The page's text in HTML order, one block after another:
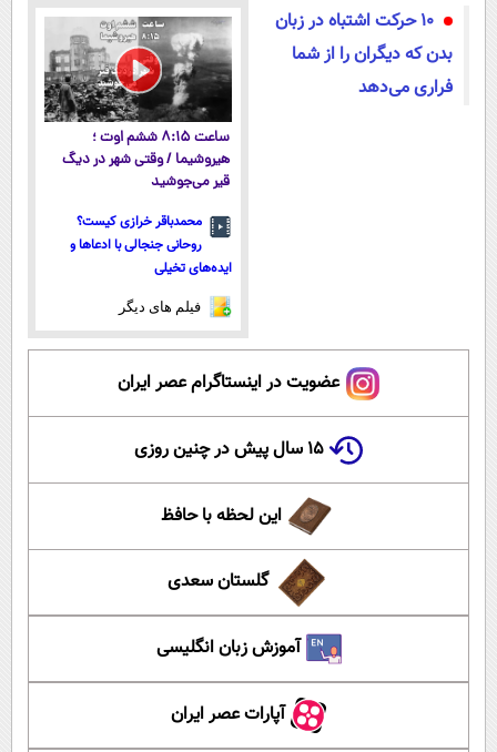
تخفیف تا
امشب
۱۰ حرکت اشتباه در زبان
بدن که دیگران را از شما
فراری می‌دهد
ساعت ۸:۱۵ ششم اوت ؛
هیروشیما / وقتی شهر در دیگ
قیر می‌جوشید
محمدباقر خرازی کیست؟
روحانی جنجالی با ادعاها و
ایده‌های تخیلی
فیلم های دیگر
عضویت در اینستاگرام عصر ایران
۱۵ سال پیش در چنین روزی
این لحظه با حافظ
گلستان سعدی
آموزش زبان انگلیسی
آپارات عصر ایران